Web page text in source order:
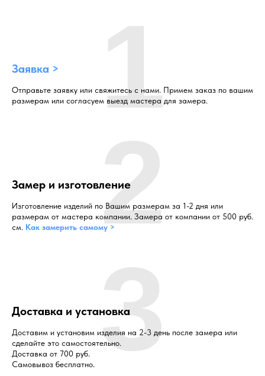
Заявка >
Отправьте заявку или свяжитесь с нами. Примем заказ по вашим
размерам или согласуем выезд мастера для замера.
1
Замер и изготовление
Изготовление изделий по Вашим размерам за 1-2 дня или
размерам от мастера компании. Замера от компании от 500 руб.
см. Как замерить самому >2
Доставка и установка
Доставим и установим изделия на 2-3 день после замера или
сделайте это самостоятельно.
Доставка от 700 руб.
Самовывоз бесплатно. 3